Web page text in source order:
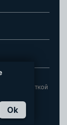
с обработкой
Ok